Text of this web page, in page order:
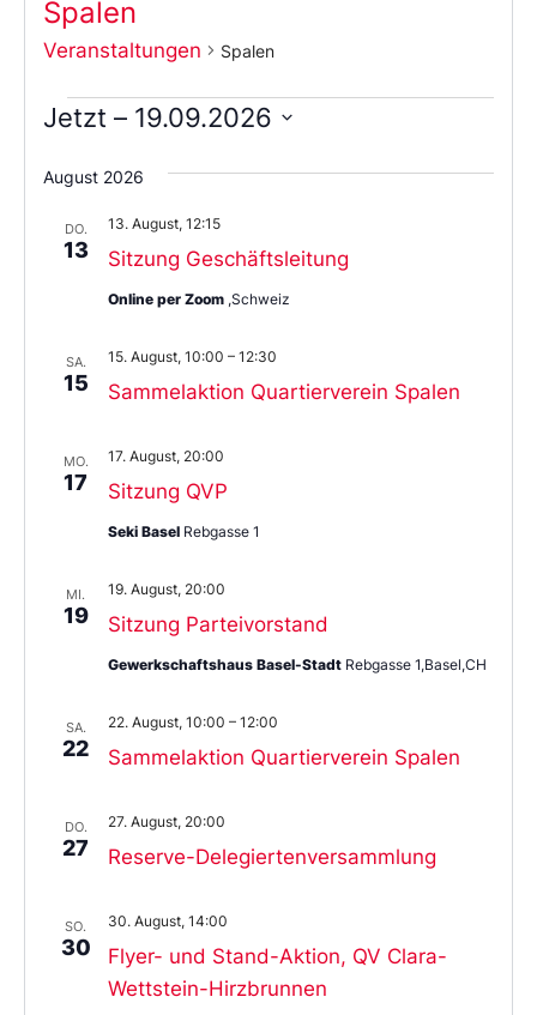
Spalen
Veranstaltungen Spalen
Jetzt – 19.09.2026
Sie
das
aus.
August 2026
DO.
13 Sitzung Geschäftsleitung
13. August, 12:15
Online per Zoom ,Schweiz
SA.
15 Sammelaktion Quartierverein Spalen
15. August, 10:00 – 12:30
MO.
17 Sitzung QVP
17. August, 20:00
Seki Basel Rebgasse 1
MI.
19 Sitzung Parteivorstand
19. August, 20:00
Gewerkschaftshaus Basel-Stadt Rebgasse 1,Basel,CH
SA.
22 Sammelaktion Quartierverein Spalen
22. August, 10:00 – 12:00
DO.
27 Reserve-Delegiertenversammlung
27. August, 20:00
SO.
30
Flyer- und Stand-Aktion, QV Clara-
Wettstein-Hirzbrunnen
30. August, 14:00